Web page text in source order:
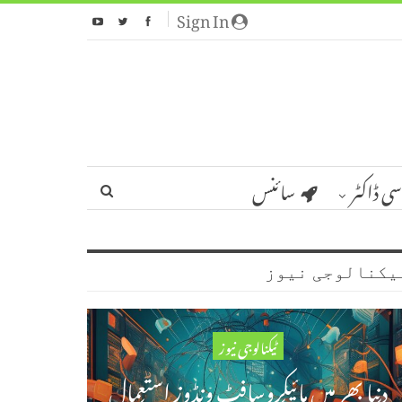
Sign In
ڈاکٹر سائنس
نیوز
ٹیکنالوجی نیوز
دنیا بھر میں مائیکروسافٹ ونڈوز استعمال